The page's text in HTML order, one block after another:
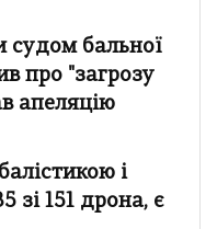
судом бальної
про "загрозу
апеляцію
і
зі 151 дрона, є